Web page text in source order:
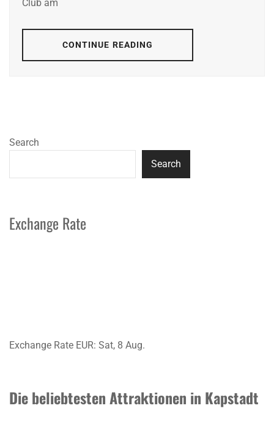
Club am
CONTINUE READING
Search
Search
Exchange Rate
Exchange Rate EUR: Sat, 8 Aug.
Die beliebtesten Attraktionen in Kapstadt